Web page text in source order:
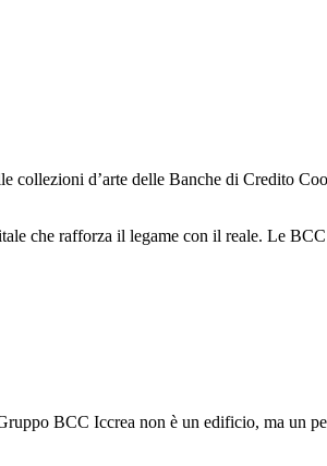
collezioni d’arte delle Banche di Credito
che rafforza il legame con il reale. Le
BCC Iccrea non è un edificio, ma un